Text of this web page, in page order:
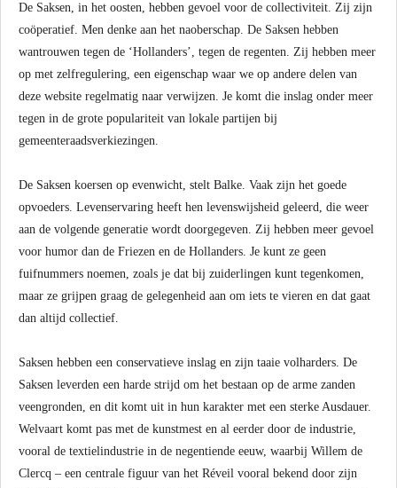
De Saksen, in het oosten, hebben gevoel voor de collectiviteit. Zij zijn
coöperatief. Men denke aan het naoberschap. De Saksen hebben
wantrouwen tegen de ‘Hollanders’, tegen de regenten. Zij hebben meer
op met zelfregulering, een eigenschap waar we op andere delen van
deze website regelmatig naar verwijzen. Je komt die inslag onder meer
tegen in de grote populariteit van lokale partijen bij
gemeenteraadsverkiezingen.
De Saksen koersen op evenwicht, stelt Balke. Vaak zijn het goede
opvoeders. Levenservaring heeft hen levenswijsheid geleerd, die weer
aan de volgende generatie wordt doorgegeven. Zij hebben meer gevoel
voor humor dan de Friezen en de Hollanders. Je kunt ze geen
fuifnummers noemen, zoals je dat bij zuiderlingen kunt tegenkomen,
maar ze grijpen graag de gelegenheid aan om iets te vieren en dat gaat
dan altijd collectief.
Saksen hebben een conservatieve inslag en zijn taaie volharders. De
Saksen leverden een harde strijd om het bestaan op de arme zanden
veengronden, en dit komt uit in hun karakter met een sterke Ausdauer.
Welvaart komt pas met de kunstmest en al eerder door de industrie,
vooral de textielindustrie in de negentiende eeuw, waarbij Willem de
Clercq – een centrale figuur van het Réveil vooral bekend door zijn